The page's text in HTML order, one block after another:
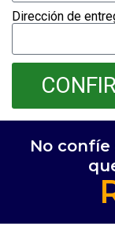
Dirección de
No confíe